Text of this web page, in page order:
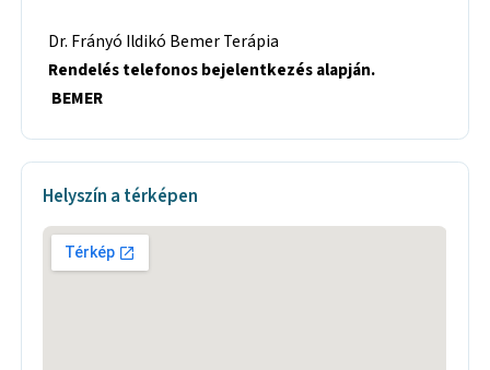
Dr. Frányó Ildikó Bemer Terápia
Rendelés telefonos bejelentkezés alapján.
BEMER
Helyszín a térképen